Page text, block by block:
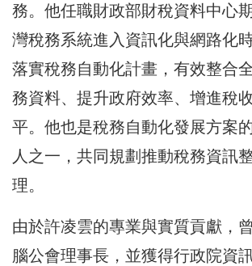
務。他任職財政部財稅資料中心
灣稅務系統進入資訊化與網路化
落實稅務自動化計畫，有效整合
務資料、提升政府效率、增進稅
平。他也是稅務自動化發展方案
人之一，共同規劃推動稅務資訊
理。
由於許凌雲的專業與實質貢獻，
腦公會理事長，並獲得行政院資